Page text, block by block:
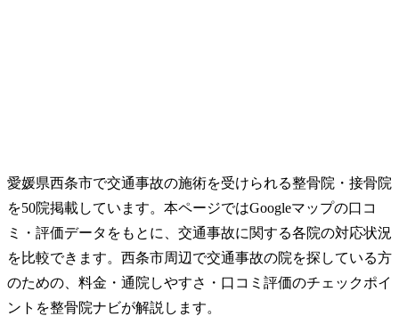
愛媛県西条市で交通事故の施術を受けられる整骨院・接骨院
を50院掲載しています。本ページではGoogleマップの口コ
ミ・評価データをもとに、交通事故に関する各院の対応状況
を比較できます。西条市周辺で交通事故の院を探している方
のための、料金・通院しやすさ・口コミ評価のチェックポイ
ントを整骨院ナビが解説します。